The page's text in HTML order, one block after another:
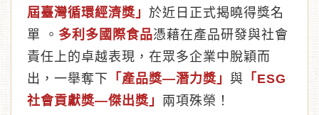
屆臺灣循環經濟獎」 於近日正式揭曉得獎名
單 。 多利多國際食品憑藉在產品研發與社會
責任上的卓越表現，在眾多企業中脫穎而
出，一舉奪下
「產品獎—潛力獎」與 「ESG
社會貢獻獎—傑出獎」 兩項殊榮！